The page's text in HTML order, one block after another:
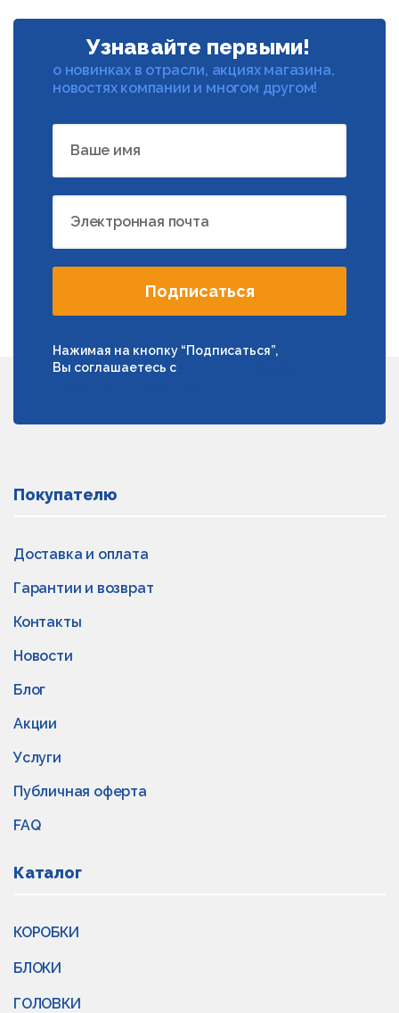
Узнавайте первыми!
о новинках в отрасли, акциях магазина,
новостях компании и многом другом!
Ваше имя
Электронная почта
Подписаться
Нажимая на кнопку “Подписаться”,
Вы соглашаетесь с
Покупателю
Доставка и оплата
Гарантии и возврат
Контакты
Новости
Блог
Акции
Услуги
Публичная оферта
FAQ
Каталог
КОРОБКИ
БЛОКИ
ГОЛОВКИ